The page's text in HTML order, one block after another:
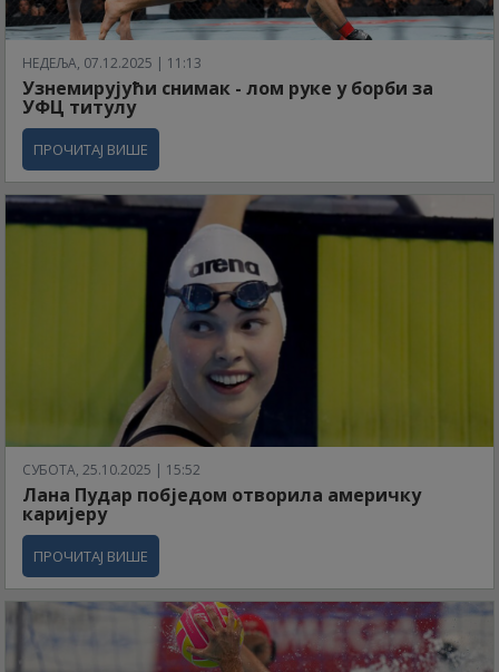
НЕДЕЉА, 07.12.2025 | 11:13
Узнемирујући снимак - лом руке у борби за
УФЦ титулу
ПРОЧИТАЈ ВИШЕ
СУБОТА, 25.10.2025 | 15:52
Лана Пудар побједом отворила америчку
каријеру
ПРОЧИТАЈ ВИШЕ